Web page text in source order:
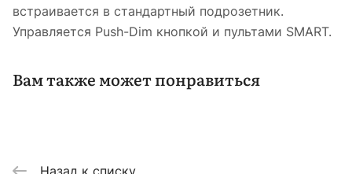
встраивается в стандартный подрозетник.
Управляется Push-Dim кнопкой и пультами SMART.
Вам также может понравиться
Назад к списку